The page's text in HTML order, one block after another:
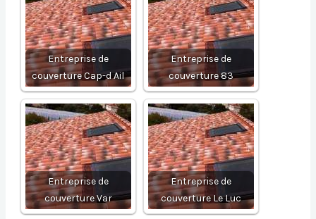
Entreprise de
couverture Cap-d Ail
Entreprise de
couverture 83
Entreprise de
couverture Var
Entreprise de
couverture Le Luc